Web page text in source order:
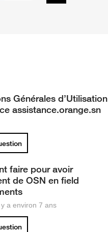
Générales d’Utilisation
assistance.orange.sn
faire pour avoir
de OSN en field
y a environ 7 ans